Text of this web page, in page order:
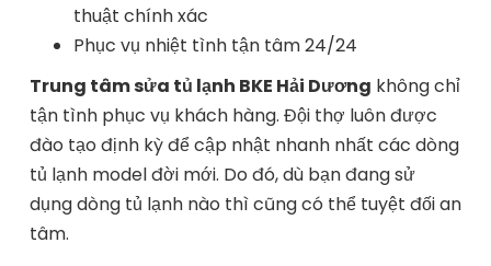
thuật chính xác
Phục vụ nhiệt tình tận tâm 24/24
Trung tâm sửa tủ lạnh BKE Hải Dương không chỉ
tận tình phục vụ khách hàng. Đội thợ luôn được
đào tạo định kỳ để cập nhật nhanh nhất các dòng
tủ lạnh model đời mới. Do đó, dù bạn đang sử
dụng dòng tủ lạnh nào thì cũng có thể tuyệt đối an
tâm.